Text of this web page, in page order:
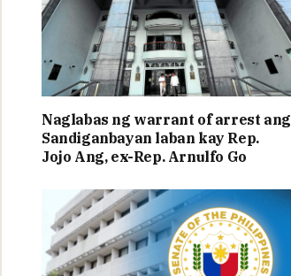
Naglabas ng warrant of arrest ang
Sandiganbayan laban kay Rep.
Jojo Ang, ex-Rep. Arnulfo Go